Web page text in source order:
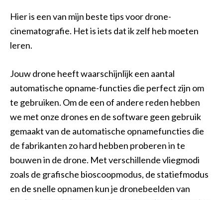
Hier is een van mijn beste tips voor drone-
cinematografie. Het is iets dat ik zelf heb moeten
leren.
Jouw drone heeft waarschijnlijk een aantal
automatische opname-functies die perfect zijn om
te gebruiken. Om de een of andere reden hebben
we met onze drones en de software geen gebruik
gemaakt van de automatische opnamefuncties die
de fabrikanten zo hard hebben proberen in te
bouwen in de drone. Met verschillende vliegmodi
zoals de grafische bioscoopmodus, de statiefmodus
en de snelle opnamen kun je dronebeelden van